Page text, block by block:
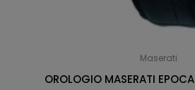
Maserati
OROLOGIO MASERATI